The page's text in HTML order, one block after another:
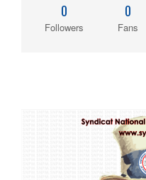
0
Followers
0
Fans